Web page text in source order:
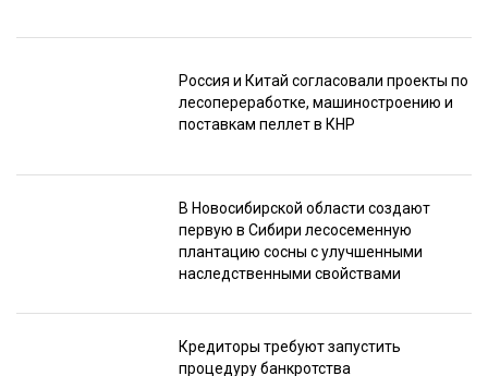
Россия и Китай согласовали проекты по
лесопереработке, машиностроению и
поставкам пеллет в КНР
В Новосибирской области создают
первую в Сибири лесосеменную
плантацию сосны с улучшенными
наследственными свойствами
Кредиторы требуют запустить
процедуру банкротства